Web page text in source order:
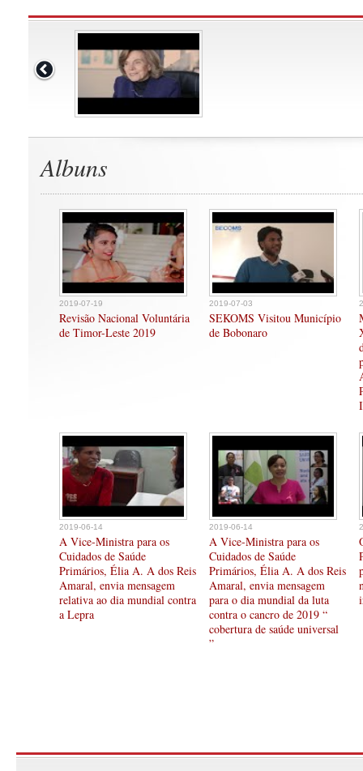
Albuns
2019-07-19
Revisão Nacional Voluntária
de Timor-Leste 2019
2019-07-03
SEKOMS Visitou Município
de Bobonaro
2019-06-14
A Vice-Ministra para os
Cuidados de Saúde
Primários, Élia A. A dos Reis
Amaral, envia mensagem
relativa ao dia mundial contra
a Lepra
2019-06-14
A Vice-Ministra para os
Cuidados de Saúde
Primários, Élia A. A dos Reis
Amaral, envia mensagem
para o dia mundial da luta
contra o cancro de 2019 “
cobertura de saúde universal
”